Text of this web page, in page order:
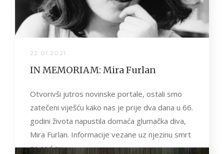
22.01.2021.
IN MEMORIAM: Mira Furlan
Otvorivši jutros novinske portale, ostali smo
zatečeni viješću kako nas je prije dva dana u 66.
godini života napustila domaća glumačka diva,
Mira Furlan. Informacije vezane uz njezinu smrt
za sad su...